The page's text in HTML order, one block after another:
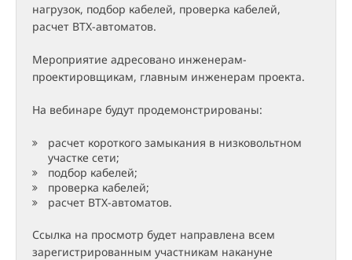
нагрузок, подбор кабелей, проверка кабелей,
расчет ВТХ-автоматов.
Мероприятие адресовано инженерам-
проектировщикам, главным инженерам проекта.
На вебинаре будут продемонстрированы:
расчет короткого замыкания в низковольтном
участке сети;
подбор кабелей;
проверка кабелей;
расчет ВТХ-автоматов.
Ссылка на просмотр будет направлена всем
зарегистрированным участникам накануне